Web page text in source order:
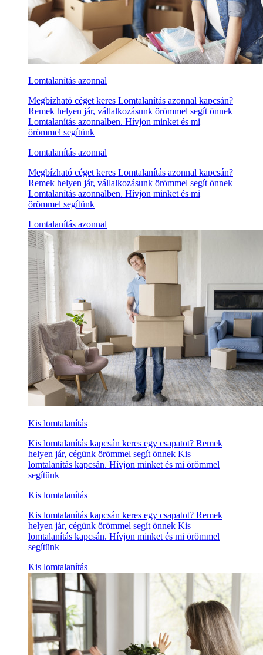
Lomtalanítás azonnal
Megbízható céget keres Lomtalanítás azonnal kapcsán?
Remek helyen jár, vállalkozásunk örömmel segít önnek
Lomtalanítás azonnalben. Hívjon minket és mi
örömmel segítünk
Lomtalanítás azonnal
Megbízható céget keres Lomtalanítás azonnal kapcsán?
Remek helyen jár, vállalkozásunk örömmel segít önnek
Lomtalanítás azonnalben. Hívjon minket és mi
örömmel segítünk
Lomtalanítás azonnal
Kis lomtalanítás
Kis lomtalanítás kapcsán keres egy csapatot? Remek
helyen jár, cégünk örömmel segít önnek Kis
lomtalanítás kapcsán. Hívjon minket és mi örömmel
segítünk
Kis lomtalanítás
Kis lomtalanítás kapcsán keres egy csapatot? Remek
helyen jár, cégünk örömmel segít önnek Kis
lomtalanítás kapcsán. Hívjon minket és mi örömmel
segítünk
Kis lomtalanítás